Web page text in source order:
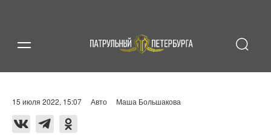
15 июля 2022, 15:07 Авто Маша Большакова